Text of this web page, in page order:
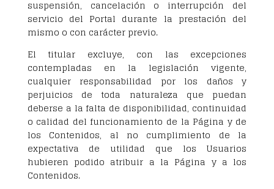
suspensión, cancelación o interrupción del
servicio del Portal durante la prestación del
mismo o con carácter previo.
El titular excluye, con las excepciones
contempladas en la legislación vigente,
cualquier responsabilidad por los daños y
perjuicios de toda naturaleza que puedan
deberse a la falta de disponibilidad, continuidad
o calidad del funcionamiento de la Página y de
los Contenidos, al no cumplimiento de la
expectativa de utilidad que los Usuarios
hubieren podido atribuir a la Página y a los
Contenidos.